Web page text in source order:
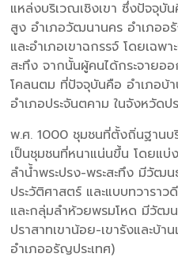
แหล่งบริเวณเชิงเขา ซึ่งปัจจุบั
สูง อำเภอวัฒนานคร อำเภออ
และอำเภอเขาฉกรรจ์ โดยเฉพ
สะทึง จากนั้นผู้คนได้กระจายอ
โคลนตม ที่ปัจจุบันคือ อำเภอบ้
อำเภอประจันตคาม ในจังหวัดป
พ.ศ. 1000 ชุมชนที่ตั้งถิ่นฐานบ
เป็นชุมชนที่หนาแน่นขึ้น โดยแ
ลำน้ำพระปรง-พระสะทึง มีวั
ประวัติศาสตร์ และแบบทวารา
และกลุ่มลำห้วยพรมโหด มีวัฒ
ปราสาทเขาน้อย-เขารังและบ้า
อำเภออรัญประเทศ)